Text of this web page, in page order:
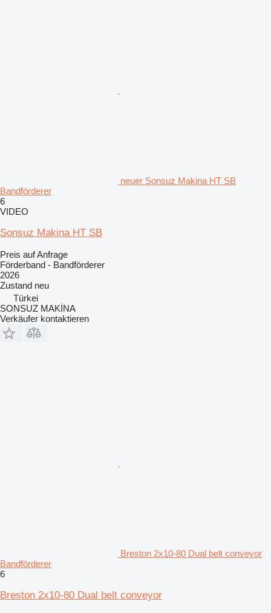
neuer Sonsuz Makina HT SB
Bandförderer
6
VIDEO
Sonsuz Makina HT SB
Preis auf Anfrage
Förderband - Bandförderer
2026
Zustand neu
Türkei
SONSUZ MAKİNA
Verkäufer kontaktieren
Breston 2x10-80 Dual belt conveyor
Bandförderer
6
Breston 2x10-80 Dual belt conveyor